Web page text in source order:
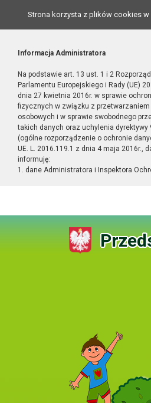
Strona korzysta z plików cookies w
Informacja Administratora
Na podstawie art. 13 ust. 1 i 2
Parlamentu Europejskiego i Rady (UE)
dnia 27 kwietnia 2016r. w sprawie
fizycznych w związku z przetwarzaniem
osobowych i w sprawie swobodnego
takich danych oraz uchylenia dyrektywy
(ogólne rozporządzenie o ochronie
UE. L. 2016.119.1 z dnia 4 maja 2016r.,
informuję:
1. dane Administratora i Inspektora